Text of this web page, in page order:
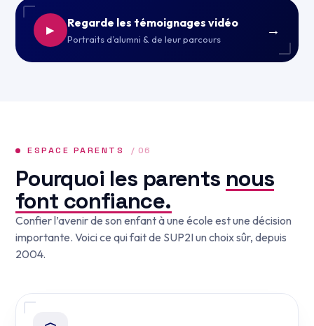
▶
Regarde les témoignages vidéo
Portraits d’alumni & de leur parcours
→
ESPACE PARENTS / 06
Pourquoi les parents nous
font confiance.
Confier l’avenir de son enfant à une école est une décision
importante. Voici ce qui fait de SUP2I un choix sûr, depuis
2004.